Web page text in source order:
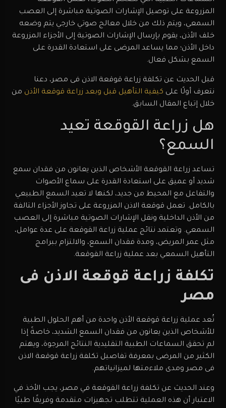
المزروعة على توصيل الإشارات الصوتية مباشرة إلى العصب
السمعي، ويتم ذلك من خلال معالج صوتي خارجي يتم وضعه
خلف الأذن، يقوم بإرسال الإشارات الصوتية إلى الأجزاء المزروعة
داخل الأذن؛ مما يساعد المرضى على استعادة القدرة على
السمع بشكل فعال.
قبل الحديث عن تكلفة زراعة قوقعة الاذن فى مصر، دعنا
نتعرف أولًا على كيفية التأهيل قبل وبعد زراعة قوقعة الأذن من
خلال إتباع المقال السابق.
هل زراعة القوقعة تعيد
السمع؟
تساعد زراعة القوقعة الأشخاص الذين يعانون من فقدان سمع
شديد أو عميق على استعادة القدرة على سماع الأصوات
والتفاعل مع المحيط من جديد، لكنها لا تعيد السمع الطبيعي
بالكامل. تعمل قوقعة الاذن المزروعة على تجاوز الأجزاء التالفة
من الأذن الداخلية ونقل الإشارات الصوتية مباشرة إلى العصب
السمعي. وتعتمد نتائج عملية زراعة القوقعة على عدة عوامل،
مثل عمر المريض، ومدة فقدان السمع، والالتزام ببرامج
التأهيل السمعي بعد عملية زراعة القوقعة.
تكلفة زراعة قوقعة الاذن فى
مصر
تُعد عملية زراعة قوقعة الأذن واحدة من أهم الحلول الطبية
للأشخاص الذين يعانون من فقدان السمع الشديد، خاصةً إذا
لم تحقق السماعات الطبية التقليدية النتائج المرجوة، ويهتم
الكثير من المرضى بمعرفة تفاصيل تكلفة زراعة قوقعة الاذن
فى مصر ومدى ملاءمتها لميزانياتهم.
وعند الحديث عن تكلفة زراعة القوقعة في مصر، يجب الأخذ في
الاعتبار أن هذه العملية تتطلب تجهيزات متقدمة وفريقًا طبيًا